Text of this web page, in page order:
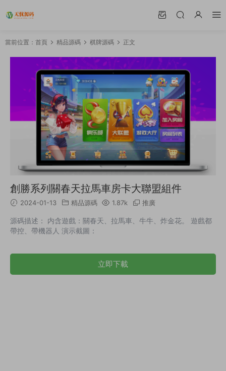
當前位置： 首頁 精品源碼 棋牌源碼 正文
創勝系列關春天拉馬車房卡大聯盟組件
2024-01-13 精品源碼 1.87k 推廣
源碼描述： 内含遊戲：關春天、拉馬車、牛牛、炸金花。 遊戲都
帶控、帶機器人 演示截圖：
立即下載